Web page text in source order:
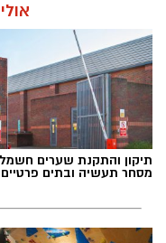
תיקון והתקנת שערים
מסחר תעשיה ובתים